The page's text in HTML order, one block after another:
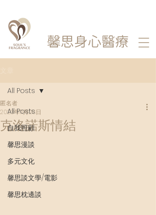
馨思身心醫療
All Posts
自我照顧
馨思漫談
多元文化
馨思談文學/電影
馨思枕邊談
All Posts
克洛諾斯情結
匿名者
2023年11月28日